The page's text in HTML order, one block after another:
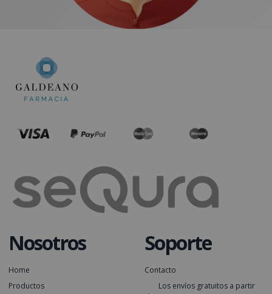
Nosotros
Home
Productos
Soporte
Contacto
Los envíos gratuitos a partir